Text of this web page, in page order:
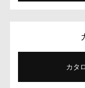
カタ